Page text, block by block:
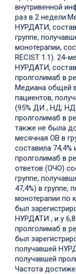
внутривенной
раз в 2 недели.
НУРДАТИ,
группе,
монотерапии,
RECIST 1.1). 24-
НУРДАТИ,
пролголимаб в
Медиана общей
пациентов,
(95% ДИ , НД;
пролголимаб в
также не была
месячная ОВ в
составила 74,4%
пролголимаб в
ответов (ОЧО)
группе,
47,4%) в группе,
монотерапии по
был
НУРДАТИ , и у
пролголимаб в
был
получавшей
получавшей
Частота